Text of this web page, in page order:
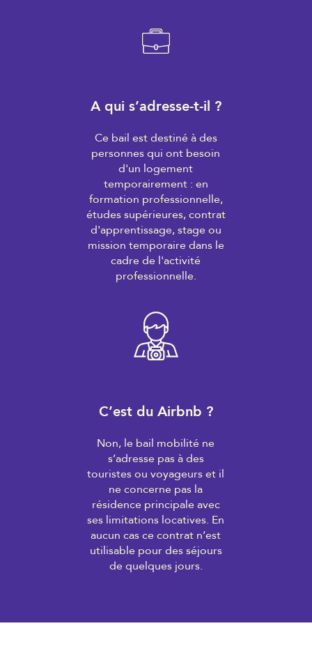
A qui s’adresse-t-il ?
Ce bail est destiné à des
personnes qui ont besoin
d'un logement
temporairement : en
formation professionnelle,
études supérieures, contrat
d'apprentissage, stage ou
mission temporaire dans le
cadre de l'activité
professionnelle.
C’est du Airbnb ?
Non, le bail mobilité ne
s’adresse pas à des
touristes ou voyageurs et il
ne concerne pas la
résidence principale avec
ses limitations locatives. En
aucun cas ce contrat n’est
utilisable pour des séjours
de quelques jours.